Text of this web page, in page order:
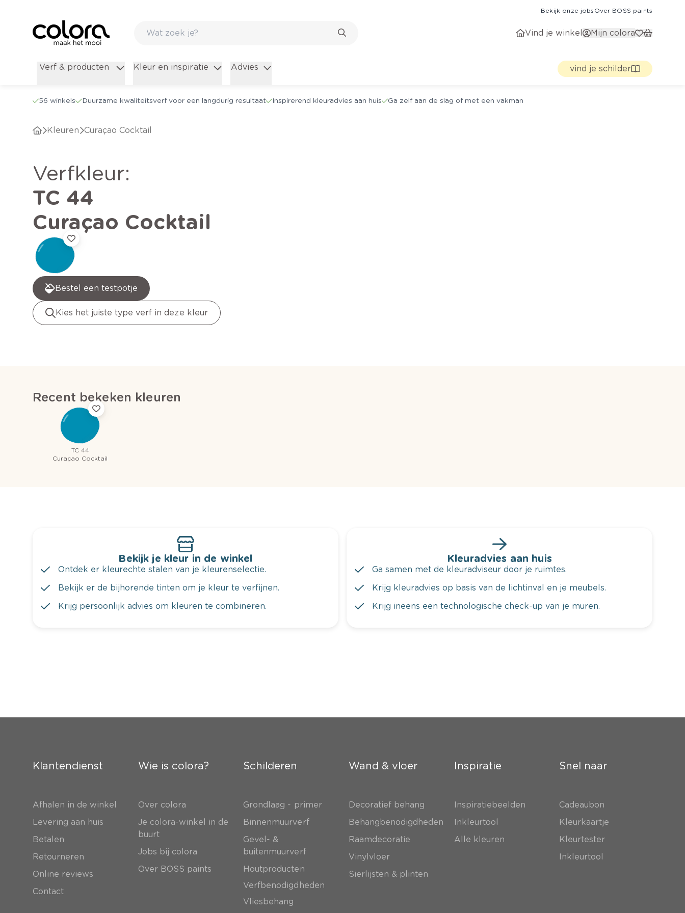
Bekijk onze jobs Over BOSS paints
Vind je winkel Mijn colora
Verf & producten Kleur en inspiratie Advies vind je schilder
56 winkels Duurzame kwaliteitsverf voor een langdurig resultaat Inspirerend kleuradvies aan huis Ga zelf aan de slag of met een vakman
Kleuren Curaçao Cocktail
verfkleur:
TC 44
Curaçao Cocktail
Bestel een testpotje
Kies het juiste type verf in deze kleur
Recent bekeken kleuren
TC 44
Curaçao Cocktail
Bekijk je kleur in de winkel
Ontdek er kleurechte stalen van je kleurenselectie.
Bekijk er de bijhorende tinten om je kleur te verfijnen.
Krijg persoonlijk advies om kleuren te combineren.
Kleuradvies aan huis
Ga samen met de kleuradviseur door je ruimtes.
Krijg kleuradvies op basis van de lichtinval en je meubels.
Krijg ineens een technologische check-up van je muren.
Klantendienst
Afhalen in de winkel
Levering aan huis
Betalen
Retourneren
Online reviews
Contact
Wie is colora?
Over colora
Je colora-winkel in de
buurt
Jobs bij colora
Over BOSS paints
Schilderen
Grondlaag - primer
Binnenmuurverf
Gevel- &
buitenmuurverf
Houtproducten
Verfbenodigdheden
Vliesbehang
Wand & vloer
Decoratief behang
Behangbenodigdheden
Raamdecoratie
Vinylvloer
Sierlijsten & plinten
Inspiratie
Inspiratiebeelden
Inkleurtool
Alle kleuren
Snel naar
Cadeaubon
Kleurkaartje
Kleurtester
Inkleurtool